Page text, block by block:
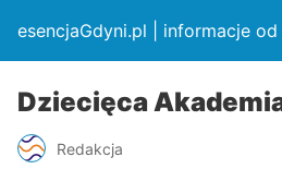
esencjaGdyni.pl | informacje od
Dziecięca
Redakcja